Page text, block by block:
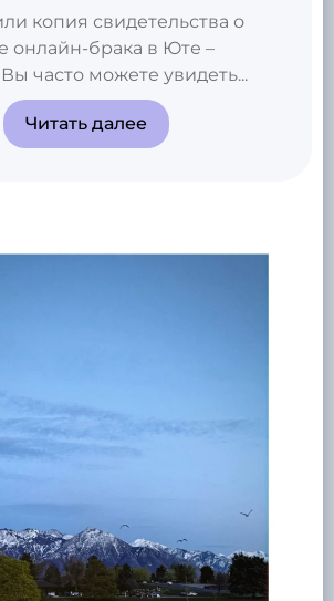
копия свидетельства о
онлайн-брака в Юте –
часто можете увидеть...
Читать далее